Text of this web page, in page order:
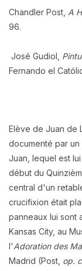
Chandler Post, A
96.
José Gudiol,
Fernando el
Elève de Juan de
documenté par
Juan, lequel est
début du
central d'un
crucifixion était
panneaux lui sont
Kansas City, au
l'Adoration des
Madrid (Post, op.